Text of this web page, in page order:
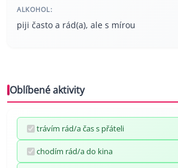
ALKOHOL:
piji často a rád(a), ale s mírou
Oblíbené aktivity
trávím rád/a čas s přáteli
chodím rád/a do kina